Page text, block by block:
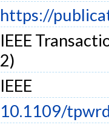
https://
IEEE
2)
IEEE
10.1109/